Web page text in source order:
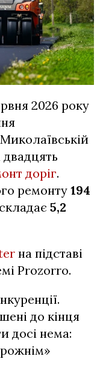
2026 року
двадцять
доріг.
ремонту 194
5,2
на підставі
Prozorro.
до кінця
досі нема: